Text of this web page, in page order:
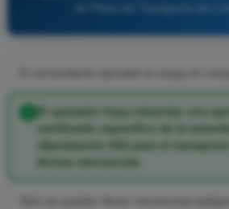
El operador haya obtenido una
certificado específico de la
(Aprobación DG) para el
dichas mercancías